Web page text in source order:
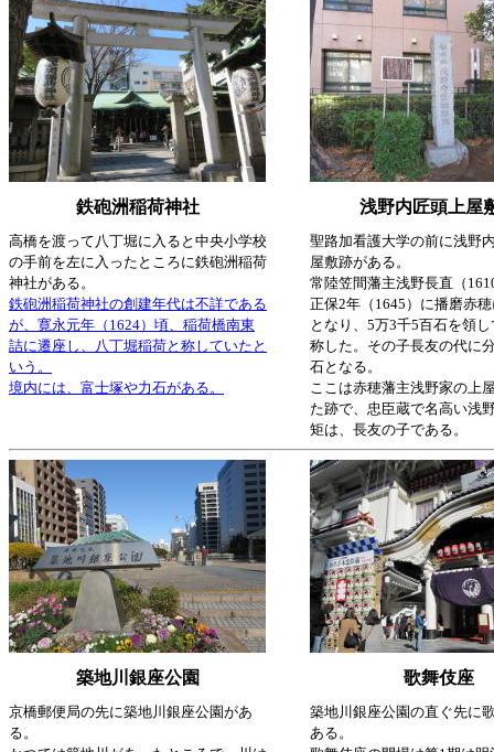
鉄砲洲稲荷神社 浅野内匠頭上屋
高橋を渡って八丁堀に入ると中央小学校
の手前を左に入ったところに鉄砲洲稲荷
神社がある。
鉄砲洲稲荷神社の創建年代は不詳である
が、寛永元年（1624）頃、稲荷橋南東
詰に遷座し、八丁堀稲荷と称していたと
いう。
境内には、富士塚や力石がある。
聖路加看護大学の前に浅野
屋敷跡がある。
常陸笠間藩主浅野長直（
正保2年（1645）に播磨赤
となり、5万3千5百石を領
称した。その子長友の代に
石となる。
ここは赤穂藩主浅野家の上
た跡で、忠臣蔵で名高い浅
矩は、長友の子である。
築地川銀座公園 歌舞伎座
京橋郵便局の先に築地川銀座公園があ
る。
築地川銀座公園の直ぐ先に
ある。